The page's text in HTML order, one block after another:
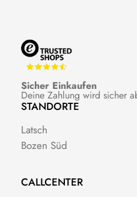
Sicher Einkaufen
Deine Zahlung wird sicher
STANDORTE
Latsch
Bozen Süd
CALLCENTER